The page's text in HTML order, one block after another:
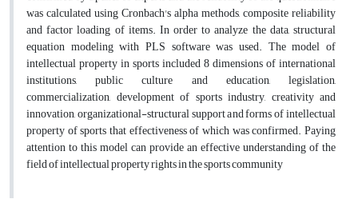
was calculated using Cronbach's alpha methods, composite reliability
and factor loading of items. In order to analyze the data, structural
equation modeling with PLS software was used. The model of
intellectual property in sports included 8 dimensions of international
institutions, public culture and education, legislation,
commercialization, development of sports industry, creativity and
innovation, organizational-structural support and forms of intellectual
property of sports that effectiveness of which was confirmed. Paying
attention to this model can provide an effective understanding of the
field of intellectual property rights in the sports community